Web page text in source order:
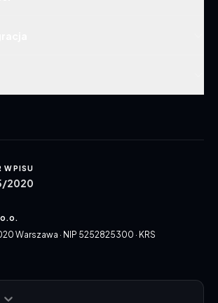
WPISU
2020
o.o.
Warszawa · NIP 5252825300 · KRS